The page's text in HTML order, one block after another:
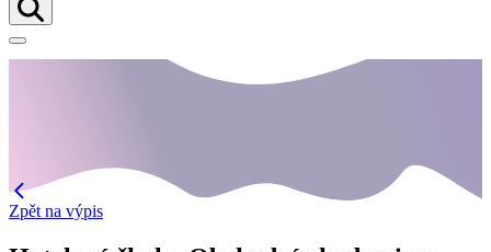
Zpět na výpis